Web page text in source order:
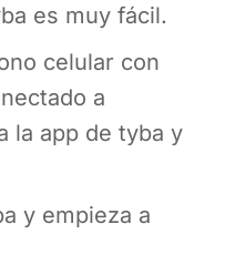
es muy fácil.
celular con
a
la app de tyba y
y empieza a